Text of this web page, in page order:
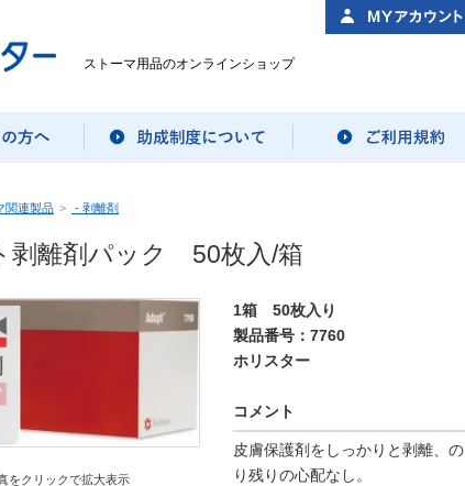
ストーマ用品のオンラインショップ
関連製品 > - 剥離剤
剥離剤パック 50枚入/箱
をクリックで拡大表示
1箱 50枚入り
製品番号：7760
ホリスター
コメント
皮膚保護剤をしっかりと剥離、の
り残りの心配なし。